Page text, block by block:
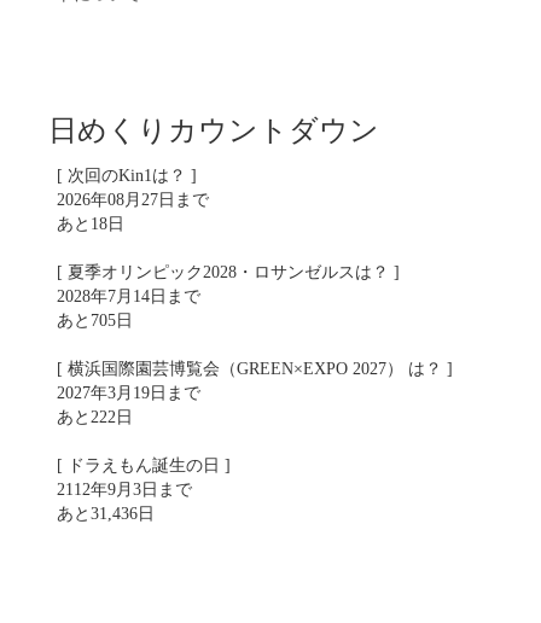
日めくりカウントダウン
[ 次回のKin1は？ ]
2026年08月27日まで
あと18日
[ 夏季オリンピック2028・ロサンゼルスは？ ]
2028年7月14日まで
あと705日
[ 横浜国際園芸博覧会（GREEN×EXPO 2027） は？ ]
2027年3月19日まで
あと222日
[ ドラえもん誕生の日 ]
2112年9月3日まで
あと31,436日